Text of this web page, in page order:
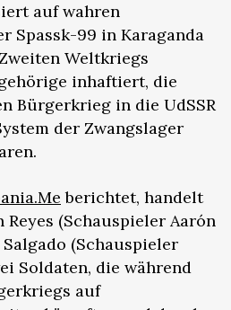
auf wahren
Spassk-99 in Karaganda
Weltkriegs
inhaftiert, die
Bürgerkrieg in die UdSSR
der Zwangslager
berichtet, handelt
(Schauspieler Aarón
(Schauspieler
Soldaten, die während
auf